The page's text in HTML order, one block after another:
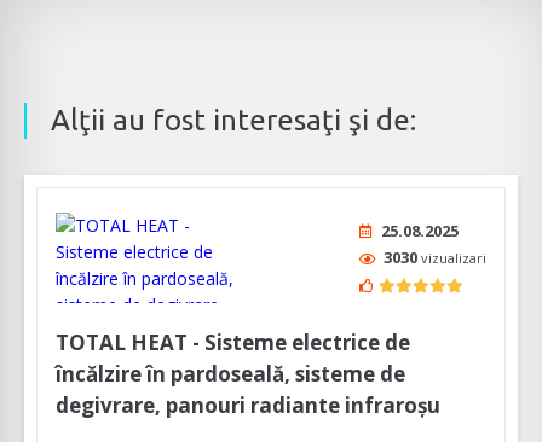
Alţii au fost interesaţi şi de:
25.08.2025
3030 vizualizari
TOTAL HEAT - Sisteme electrice de
încălzire în pardoseală, sisteme de
degivrare, panouri radiante infraroșu